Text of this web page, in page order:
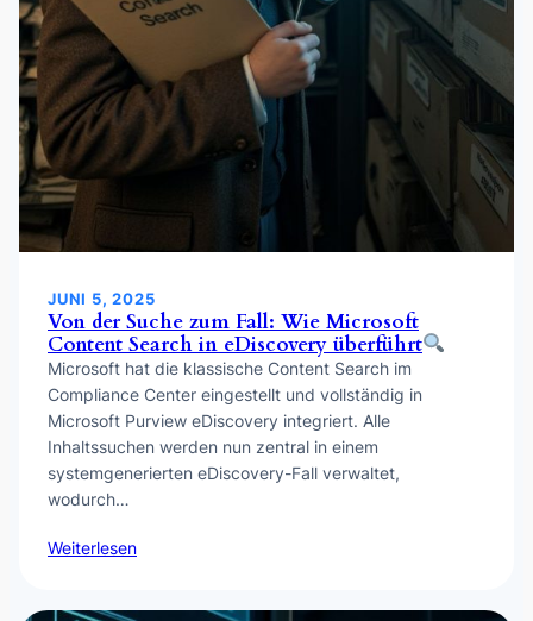
JUNI 5, 2025
Von der Suche zum Fall: Wie Microsoft
Content Search in eDiscovery überführt
Microsoft hat die klassische Content Search im
Compliance Center eingestellt und vollständig in
Microsoft Purview eDiscovery integriert. Alle
Inhaltssuchen werden nun zentral in einem
systemgenerierten eDiscovery-Fall verwaltet,
wodurch…
Weiterlesen